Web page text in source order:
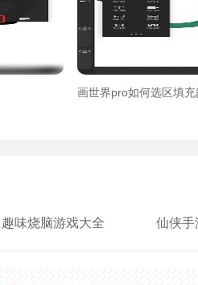
画世界pro如何选区填充
趣味烧脑游戏大全 仙侠手